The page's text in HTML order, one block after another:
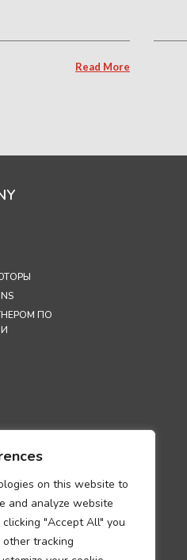
on this website to
and analyze website
"Accept All" you
tracking
Read More
ПО